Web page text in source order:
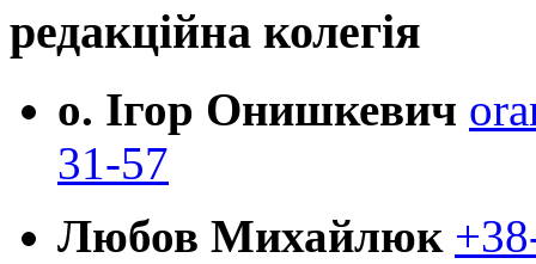
редакційна колегія
о. Ігор Онишкевич
31-57
Любов Михайлюк